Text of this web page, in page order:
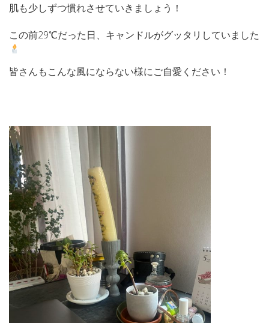
肌も少しずつ慣れさせていきましょう！
この前29℃だった日、キャンドルがグッタリしていました
皆さんもこんな風にならない様にご自愛ください！